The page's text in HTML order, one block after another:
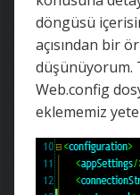
döngüsü
açısından bir
düşünüyorum.
Web.config
eklememiz